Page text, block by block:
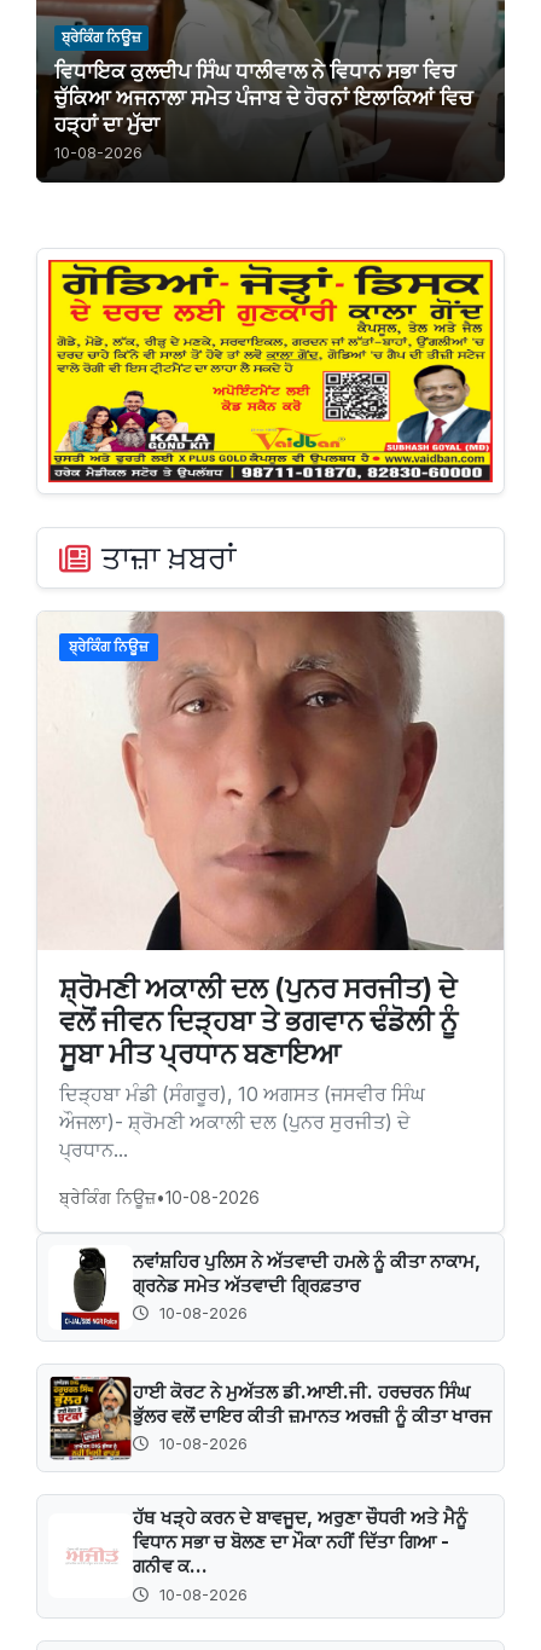
ਬ੍ਰੇਕਿੰਗ ਨਿਊਜ਼
ਵਿਧਾਇਕ ਕੁਲਦੀਪ ਸਿੰਘ ਧਾਲੀਵਾਲ ਨੇ ਵਿਧਾਨ ਸਭਾ ਵਿਚ
ਚੁੱਕਿਆ ਅਜਨਾਲਾ ਸਮੇਤ ਪੰਜਾਬ ਦੇ ਹੋਰਨਾਂ ਇਲਾਕਿਆਂ ਵਿਚ
ਹੜ੍ਹਾਂ ਦਾ ਮੁੱਦਾ
10-08-2026
ਤਾਜ਼ਾ ਖ਼ਬਰਾਂ
ਬ੍ਰੇਕਿੰਗ ਨਿਊਜ਼
ਸ਼੍ਰੋਮਣੀ ਅਕਾਲੀ ਦਲ (ਪੁਨਰ ਸਰਜੀਤ) ਦੇ
ਵਲੋਂ ਜੀਵਨ ਦਿੜ੍ਹਬਾ ਤੇ ਭਗਵਾਨ ਢੰਡੋਲੀ ਨੂੰ
ਸੂਬਾ ਮੀਤ ਪ੍ਰਧਾਨ ਬਣਾਇਆ
ਦਿੜ੍ਹਬਾ ਮੰਡੀ (ਸੰਗਰੂਰ), 10 ਅਗਸਤ (ਜਸਵੀਰ ਸਿੰਘ
ਔਜਲਾ)- ਸ਼੍ਰੋਮਣੀ ਅਕਾਲੀ ਦਲ (ਪੁਨਰ ਸੁਰਜੀਤ) ਦੇ
ਪ੍ਰਧਾਨ...
ਬ੍ਰੇਕਿੰਗ ਨਿਊਜ਼•10-08-2026
ਨਵਾਂਸ਼ਹਿਰ ਪੁਲਿਸ ਨੇ ਅੱਤਵਾਦੀ ਹਮਲੇ ਨੂੰ ਕੀਤਾ ਨਾਕਾਮ,
ਗ੍ਰਨੇਡ ਸਮੇਤ ਅੱਤਵਾਦੀ ਗ੍ਰਿਫ਼ਤਾਰ
10-08-2026
ਹਾਈ ਕੋਰਟ ਨੇ ਮੁਅੱਤਲ ਡੀ.ਆਈ.ਜੀ. ਹਰਚਰਨ ਸਿੰਘ
ਭੁੱਲਰ ਵਲੋਂ ਦਾਇਰ ਕੀਤੀ ਜ਼ਮਾਨਤ ਅਰਜ਼ੀ ਨੂੰ ਕੀਤਾ ਖਾਰਜ
10-08-2026
ਹੱਥ ਖੜ੍ਹੇ ਕਰਨ ਦੇ ਬਾਵਜੂਦ, ਅਰੁਣਾ ਚੌਧਰੀ ਅਤੇ ਮੈਨੂੰ
ਵਿਧਾਨ ਸਭਾ ਚ ਬੋਲਣ ਦਾ ਮੌਕਾ ਨਹੀਂ ਦਿੱਤਾ ਗਿਆ -
ਗਨੀਵ ਕ...
10-08-2026